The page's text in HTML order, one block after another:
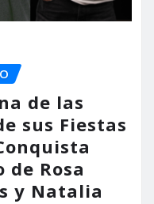
de las
sus Fiestas
Rosa
y Natalia